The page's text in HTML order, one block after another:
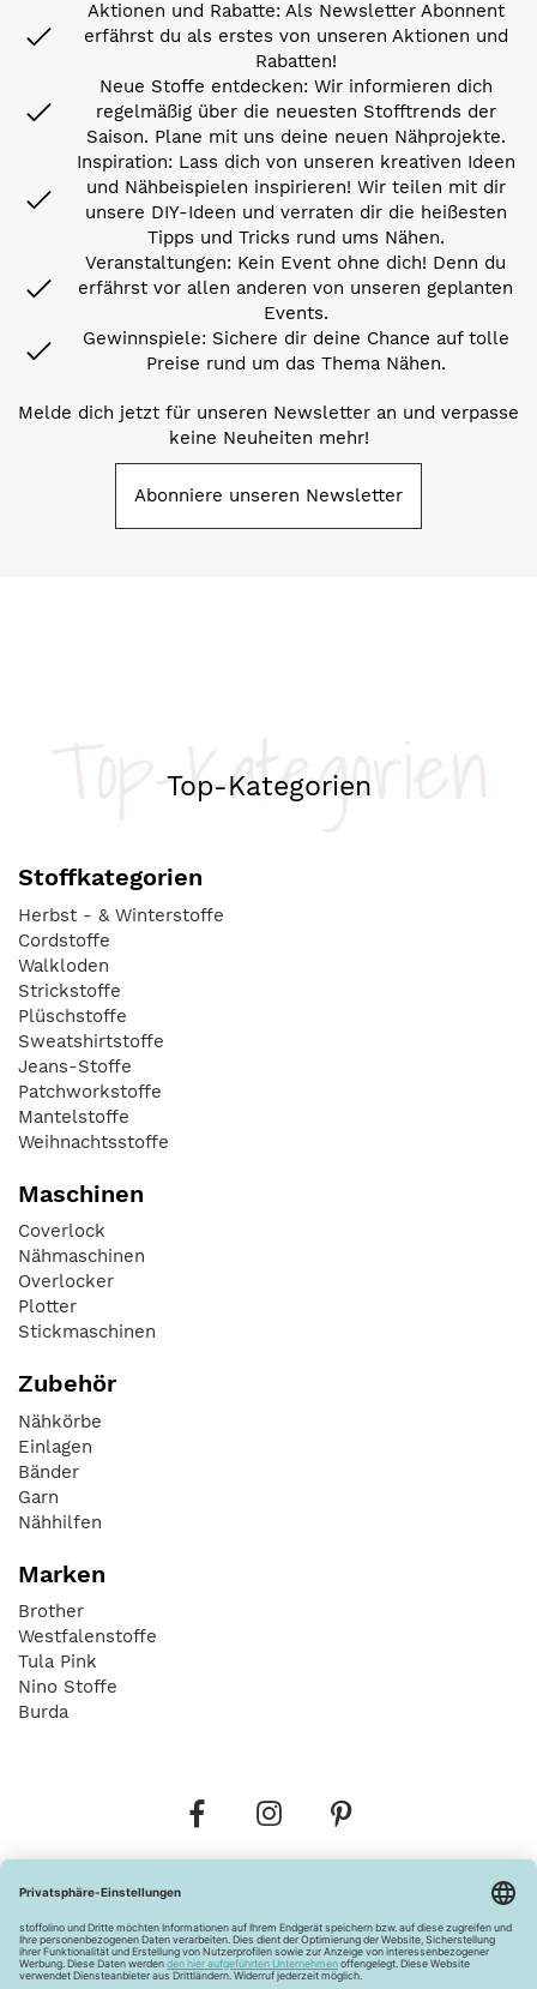
Aktionen und Rabatte: Als Newsletter Abonnent
erfährst du als erstes von unseren Aktionen und
Rabatten!
Neue Stoffe entdecken: Wir informieren dich
regelmäßig über die neuesten Stofftrends der
Saison. Plane mit uns deine neuen Nähprojekte.
Inspiration: Lass dich von unseren kreativen Ideen
und Nähbeispielen inspirieren! Wir teilen mit dir
unsere DIY-Ideen und verraten dir die heißesten
Tipps und Tricks rund ums Nähen.
Veranstaltungen: Kein Event ohne dich! Denn du
erfährst vor allen anderen von unseren geplanten
Events.
Gewinnspiele: Sichere dir deine Chance auf tolle
Preise rund um das Thema Nähen.
Melde dich jetzt für unseren Newsletter an und verpasse
keine Neuheiten mehr!
Abonniere unseren Newsletter
Top-Kategorien
Top-Kategorien
Stoffkategorien
Herbst - & Winterstoffe
Cordstoffe
Walkloden
Strickstoffe
Plüschstoffe
Sweatshirtstoffe
Jeans-Stoffe
Patchworkstoffe
Mantelstoffe
Weihnachtsstoffe
Maschinen
Coverlock
Nähmaschinen
Overlocker
Plotter
Stickmaschinen
Zubehör
Nähkörbe
Einlagen
Bänder
Garn
Nähhilfen
Marken
Brother
Westfalenstoffe
Tula Pink
Nino Stoffe
Burda
Widerrufsbelehrung Vertrag widerrufen